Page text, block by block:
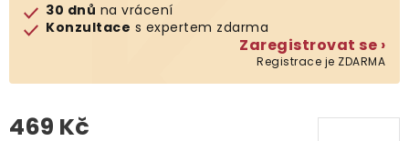
Klub výhod
Naše katalogy
O nás
30 dnů na vrácení
Konzultace s expertem zdarma
Zaregistrovat se ›
Registrace je ZDARMA
469 Kč